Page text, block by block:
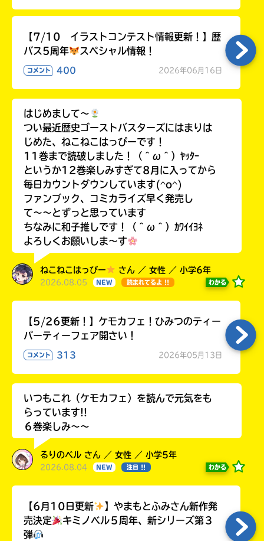
【7/10 イラストコンテスト情報更新！】歴
バス5周年
スペシャル情報！
コメント 400 2026年06月16日
はじめまして〜
つい最近歴史ゴーストバスターズにはまりは
じめた、ねこねこはっぴーです！
11巻まで読破しました！（＾ω＾）ﾔｯﾀｰ
というか12巻楽しみすぎて8月に入ってから
毎日カウントダウンしています(^o^)
ファンブック、コミカライズ早く発売し
て〜〜とずっと思っています
ちなみに和子推しです！（＾ω＾）ｶﾜｲｲﾖﾈ
よろしくお願いしま〜す
ねこねこはっぴー さん ／ 女性 ／ 小学6年
2026.08.05 NEW 読まれてるよ !! わかる
【5/26更新！】ケモカフェ！ひみつのティー
パーティーフェア開さい！
コメント 313 2026年05月13日
いつもこれ（ケモカフェ）を読んで元気をも
らっています!!
６巻楽しみ～～
るりのベル さん ／ 女性 ／ 小学5年
2026.08.04 NEW 注目 !! わかる
【6月10日更新
】やまもとふみさん新作発
売決定
キミノベル５周年、新シリーズ第３
弾